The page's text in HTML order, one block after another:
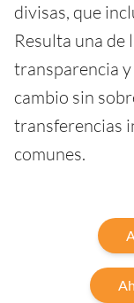
divisas, que
Resulta una de
transparencia
cambio sin
transferencias
comunes.